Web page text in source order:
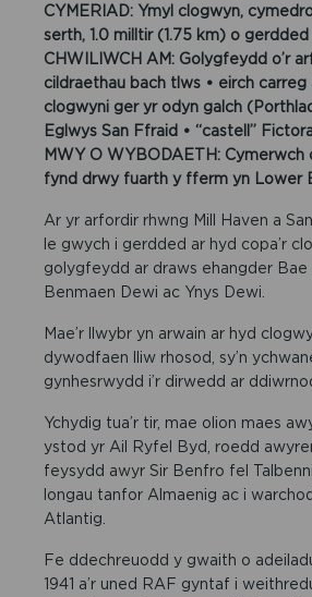
CYMERIAD: Ymyl clogwyn,
serth, 1.0 milltir (1.75 km) o
CHWILIWCH AM: Golygfeydd o’r
cildraethau bach tlws • eirch
clogwyni ger yr odyn galch
Eglwys San Ffraid • “castell”
MWY O WYBODAETH: Cymerwch
fynd drwy fuarth y fferm yn Lower
Ar yr arfordir rhwng Mill Haven a
le gwych i gerdded ar hyd copa’r
golygfeydd ar draws ehangder Bae
Benmaen Dewi ac Ynys Dewi.
Mae’r llwybr yn arwain ar hyd
dywodfaen lliw rhosod, sy’n
gynhesrwydd i’r dirwedd ar
Ychydig tua’r tir, mae olion maes
ystod yr Ail Ryfel Byd, roedd
feysydd awyr Sir Benfro fel
longau tanfor Almaenig ac i
Atlantig.
Fe ddechreuodd y gwaith o
1941 a’r uned RAF gyntaf i